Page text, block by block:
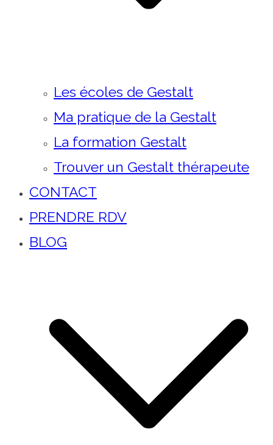
Les écoles de Gestalt
Ma pratique de la Gestalt
La formation Gestalt
Trouver un Gestalt thérapeute
CONTACT
PRENDRE RDV
BLOG